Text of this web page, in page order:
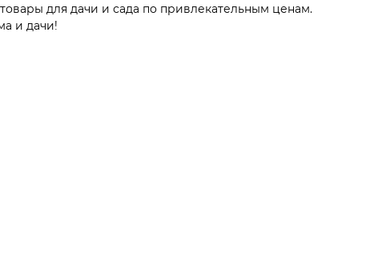
для дачи и сада по привлекательным ценам.
и дачи!